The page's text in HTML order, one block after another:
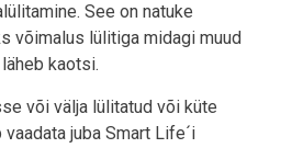
See on natuke
võimalus lülitiga midagi muud
kaotsi.
või välja lülitatud või küte
juba Smart Life´i